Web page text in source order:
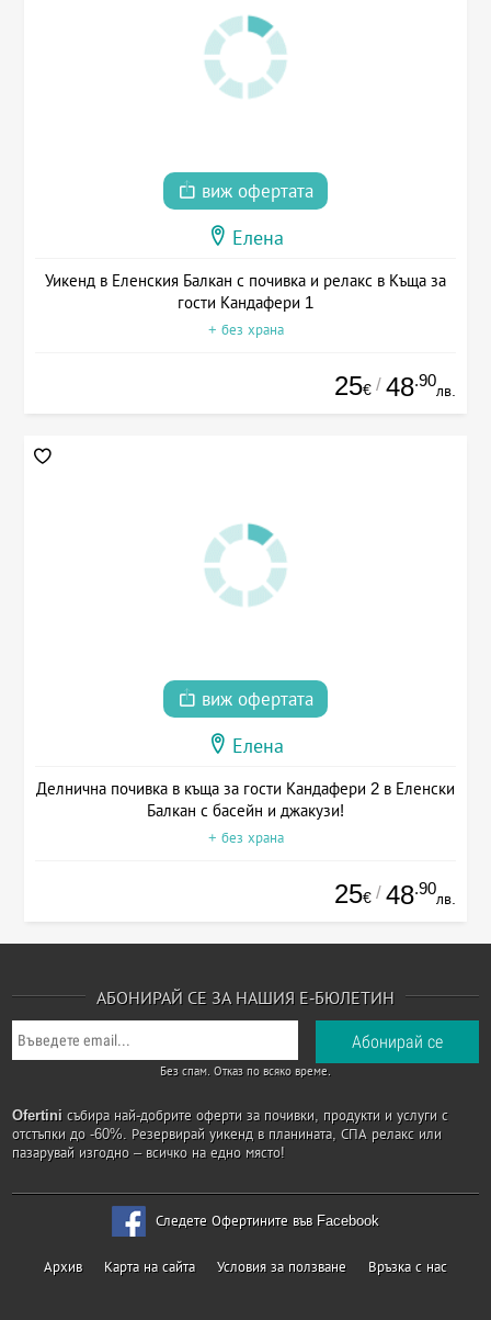
виж офертата
Елена
Уикенд в Еленския Балкан с почивка и релакс в Къща за
гости Кандафери 1
+ без храна
25€ / 48.90
лв.
виж офертата
Елена
Делнична почивка в къща за гости Кандафери 2 в Еленски
Балкан с басейн и джакузи!
+ без храна
25€ / 48.90
лв.
АБОНИРАЙ СЕ ЗА НАШИЯ Е-БЮЛЕТИН
Без спам. Отказ по всяко време.
Ofertini събира най-добрите оферти за почивки, продукти и услуги с
отстъпки до -60%. Резервирай уикенд в планината, СПА релакс или
пазарувай изгодно – всичко на едно място!
Следете Офертините във Facebook
Архив Карта на сайта Условия за ползване Връзка с нас